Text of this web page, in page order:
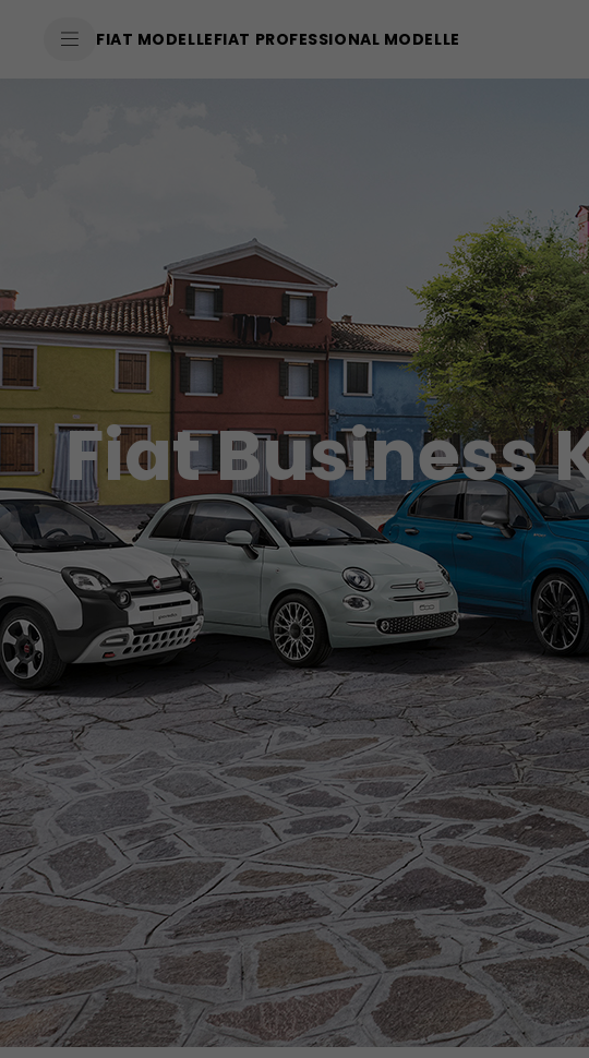
FIAT MODELLEFIAT PROFESSIONAL MODELLE
Fiat Business